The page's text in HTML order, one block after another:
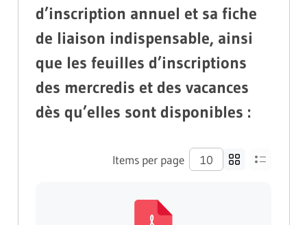
d’inscription annuel et sa fiche
de liaison indispensable, ainsi
que les feuilles d’inscriptions
des mercredis et des vacances
dès qu’elles sont disponibles :
Items per page